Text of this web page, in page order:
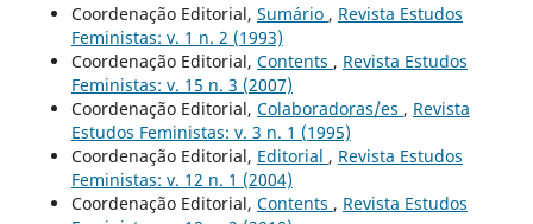
Coordenação Editorial, Sumário , Revista Estudos
Feministas: v. 1 n. 2 (1993)
Coordenação Editorial, Contents , Revista Estudos
Feministas: v. 15 n. 3 (2007)
Coordenação Editorial, Colaboradoras/es , Revista
Estudos Feministas: v. 3 n. 1 (1995)
Coordenação Editorial, Editorial , Revista Estudos
Feministas: v. 12 n. 1 (2004)
Coordenação Editorial, Contents , Revista Estudos